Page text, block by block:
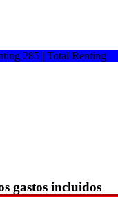
gastos incluidos